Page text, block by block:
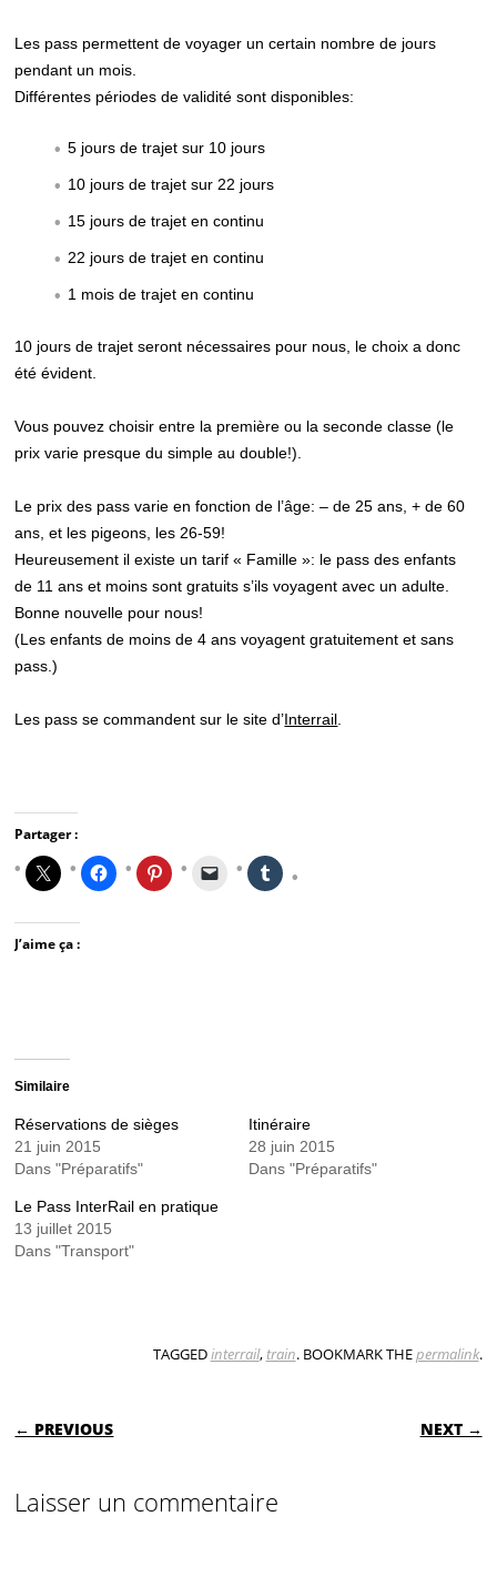
Les pass permettent de voyager un certain nombre de jours
pendant un mois.
Différentes périodes de validité sont disponibles:
5 jours de trajet sur 10 jours
10 jours de trajet sur 22 jours
15 jours de trajet en continu
22 jours de trajet en continu
1 mois de trajet en continu
10 jours de trajet seront nécessaires pour nous, le choix a donc
été évident.
Vous pouvez choisir entre la première ou la seconde classe (le
prix varie presque du simple au double!).
Le prix des pass varie en fonction de l’âge: – de 25 ans, + de 60
ans, et les pigeons, les 26-59!
Heureusement il existe un tarif « Famille »: le pass des enfants
de 11 ans et moins sont gratuits s’ils voyagent avec un adulte.
Bonne nouvelle pour nous!
(Les enfants de moins de 4 ans voyagent gratuitement et sans
pass.)
Les pass se commandent sur le site d’Interrail
Partager :
J’aime ça :
Similaire
Réservations de sièges
21 juin 2015
Dans "Préparatifs"
Itinéraire
28 juin 2015
Dans "Préparatifs"
Le Pass InterRail en pratique
13 juillet 2015
Dans "Transport"
TAGGEDinterrail, train. BOOKMARK THEpermalink.
POST NAVIGATION
← PREVIOUS NEXT →
Laisser un commentaire